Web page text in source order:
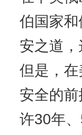
伯国家
安之道
但是，
安全的
许30年